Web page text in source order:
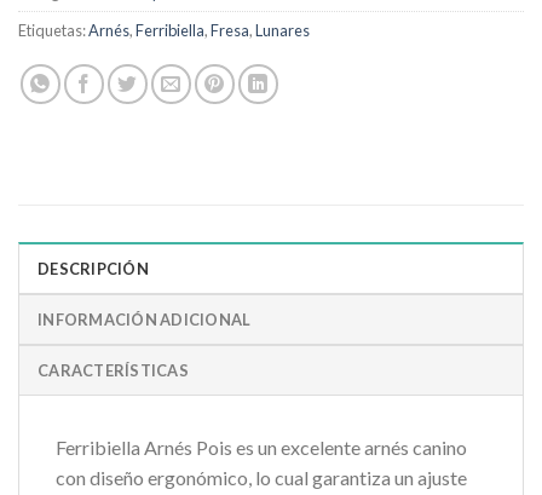
Etiquetas:Arnés,Ferribiella,Fresa,Lunares
DESCRIPCIÓN
INFORMACIÓN ADICIONAL
CARACTERÍSTICAS
Ferribiella Arnés Pois es un excelente arnés canino
con diseño ergonómico, lo cual garantiza un ajuste